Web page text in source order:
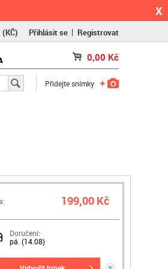
X
(KČ)
Přihlásit se Registrovat
0,00 Kč
Přidejte snímky
199,00 Kč
Doručení:
pá. (14.08)